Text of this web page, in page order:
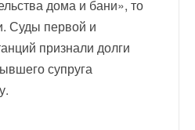
дома и бани», то
Суды первой и
признали долги
супруга